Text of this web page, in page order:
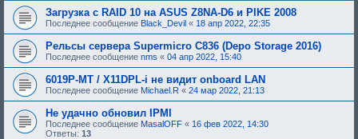
Загрузка с RAID 10 на ASUS Z8NA-D6 и PIKE 2008
Последнее сообщение Black_Devil « 18 апр 2022, 22:35
Рельсы сервера Supermicro C836 (Depo Storage 2016)
Последнее сообщение nms « 04 апр 2022, 15:40
6019P-MT / X11DPL-i не видит onboard LAN
Последнее сообщение Michael.R « 24 мар 2022, 21:13
Не удачно обновил IPMI
Последнее сообщение MasalOFF « 16 фев 2022, 14:30
Ответы: 13